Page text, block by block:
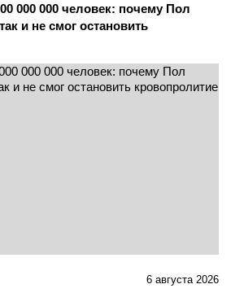
000 000 человек: почему Пол
и не смог остановить
6 августа 2026